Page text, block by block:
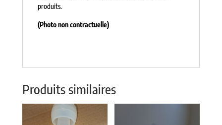
produits.
(Photo non contractuelle)
Produits similaires